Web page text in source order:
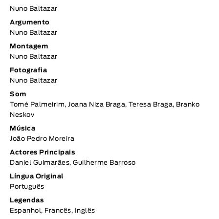
Nuno Baltazar
Argumento
Nuno Baltazar
Montagem
Nuno Baltazar
Fotografia
Nuno Baltazar
Som
Tomé Palmeirim, Joana Niza Braga, Teresa Braga, Branko
Neskov
Música
João Pedro Moreira
Actores Principais
Daniel Guimarães, Guilherme Barroso
Língua Original
Português
Legendas
Espanhol, Francês, Inglês